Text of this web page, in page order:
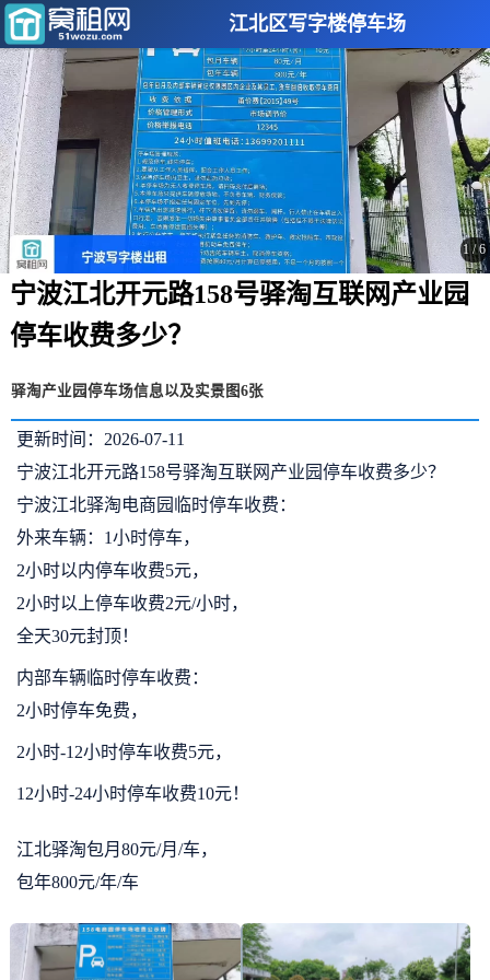
江北区写字楼停车场
1/6
宁波江北开元路158号驿淘互联网产业园
停车收费多少？
驿淘产业园停车场信息以及实景图6张
更新时间：2026-07-11
宁波江北开元路158号驿淘互联网产业园停车收费多少？
宁波江北驿淘电商园临时停车收费：
外来车辆：1小时停车，
2小时以内停车收费5元，
2小时以上停车收费2元/小时，
全天30元封顶！
内部车辆临时停车收费：
2小时停车免费，
2小时-12小时停车收费5元，
12小时-24小时停车收费10元！
江北驿淘包月80元/月/车，
包年800元/年/车